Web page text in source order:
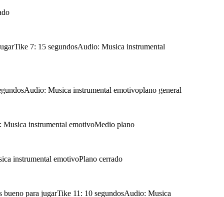
7: 15 segundosAudio: Musica instrumental
Musica instrumental emotivoplano general
Musica instrumental emotivoMedio plano
instrumental emotivoPlano cerrado
bueno para jugarTike 11: 10 segundosAudio: Musica